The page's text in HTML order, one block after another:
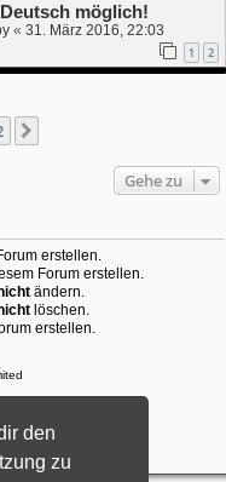
den
zu
möglich!
« 31. März 2016, 22:03
1 2
Gehe zu
erstellen.
Forum erstellen.
ändern.
löschen.
erstellen.